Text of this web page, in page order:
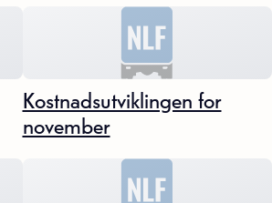
Kostnadsutviklingen for
november